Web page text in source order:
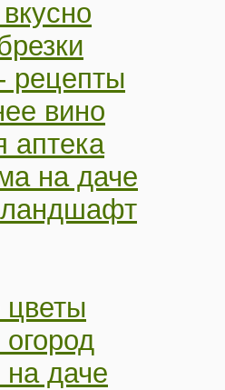
рецепты
вино
аптека
на даче
на даче